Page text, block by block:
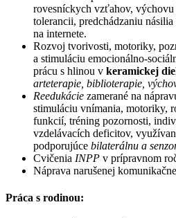
rovesníckych vzťahov,
tolerancii, predchádzaniu
na internete.
Rozvoj tvorivosti, motoriky,
a stimuláciu emocionálno-
prácu s hlinou v keramickej
arteterapie, biblioterapie,
Reedukácie zamerané na
stimuláciu vnímania, motoriky,
funkcií, tréning pozornosti,
vzdelávacích deficitov,
podporujúce bilaterálnu a
Cvičenia INPP v prípravnom
Náprava narušenej
Práca s rodinou: